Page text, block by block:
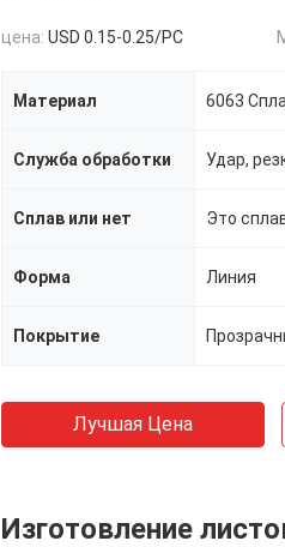
цена: USD 0.15-0.25/PC
Материал
Служба обработки Удар,
Сплав или нет Это
Форма Линия
Покрытие
Лучшая Цена
Изготовление